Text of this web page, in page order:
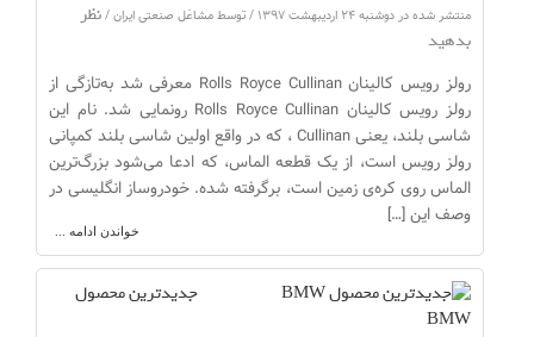
منتشر شده در دوشنبه ۲۴ اردیبهشت ۱۳۹۷ / توسط مشاغل صنعتی ایران /
نظر
بدهید
رولز رویس کالینان Rolls Royce Cullinan معرفی شد به‌تازگی از
رولز رویس کالینان Rolls Royce Cullinan رونمایی شد. نام این
شاسی بلند، یعنی Cullinan ، که در واقع اولین شاسی بلند کمپانی
رولز رویس است، از یک قطعه الماس، که ادعا می‌شود بزرگ‌ترین
الماس روی کره‌ی زمین است، برگرفته شده. خودروساز انگلیسی در
وصف این […]
خواندن ادامه ...
جدیدترین محصول
BMW